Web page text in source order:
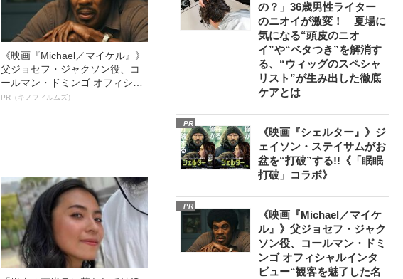
《映画『Michael／マイケル』》
父ジョセフ・ジャクソン役、コ
ールマン・ドミンゴ オフィシャ
ルインタビュー“観客を魅了した
PR（キノフィルムズ）
の？」36歳男性ライター
のニオイが激変！ 夏場に
気になる“頭皮のニオ
イ”や“ベタつき”を解消す
る、“ウィッグのスペシャ
リスト”が生み出した徹底
ケアとは
PR
《映画『シェルター』》ジ
ェイソン・ステイサムがお
盆を“打破”する!!《「眠眠
打破」コラボ》
PR
《映画『Michael／マイケ
ル』》父ジョセフ・ジャク
ソン役、コールマン・ドミ
ンゴ オフィシャルインタ
ビュー“観客を魅了した名